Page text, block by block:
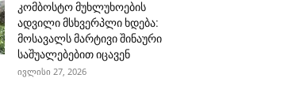
კომბოსტო მუხლუხოების
ადვილი მსხვერპლი ხდება:
მოსავალს მარტივი შინაური
საშუალებებით იცავენ
ივლისი 27, 2026